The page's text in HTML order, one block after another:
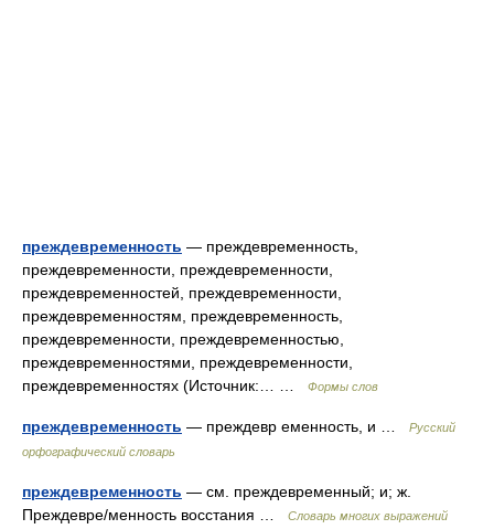
преждевременность — преждевременность,
преждевременности, преждевременности,
преждевременностей, преждевременности,
преждевременностям, преждевременность,
преждевременности, преждевременностью,
преждевременностями, преждевременности,
преждевременностях (Источник:… …
Формы слов
преждевременность — преждевр еменность, и …
Русский
орфографический словарь
преждевременность — см. преждевременный; и; ж.
Преждевре/менность восстания …
Словарь многих выражений